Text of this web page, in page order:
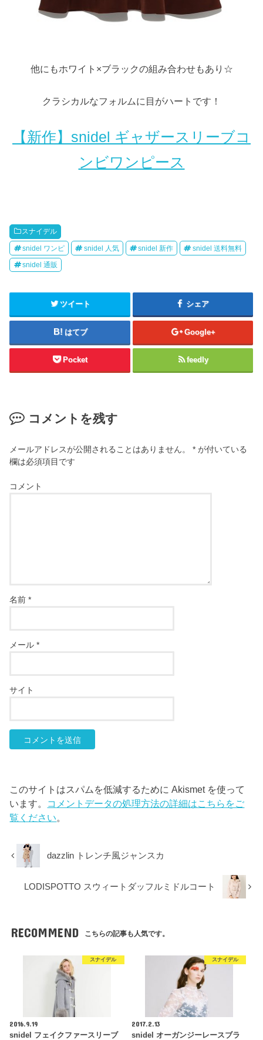
他にもホワイト×ブラックの組み合わせもあり☆
クラシカルなフォルムに目がハートです！
【新作】snidel ギャザースリーブコ
ンビワンピース
スナイデル
snidel ワンピ snidel 人気 snidel 新作 snidel 送料無料
snidel 通販
ツイート シェア
はてブ Google+
Pocket feedly
コメントを残す
メールアドレスが公開されることはありません。 * が付いている
欄は必須項目です
コメント
名前*
メール*
サイト
このサイトはスパムを低減するために Akismet を使って
います。 コメントデータの処理方法の詳細はこちらをご
覧ください。
dazzlin トレンチ風ジャンスカ
LODISPOTTO スウィートダッフルミドルコート
RECOMMEND こちらの記事も人気です。
スナイデル
2016.9.19
snidel フェイクファースリーブ
スナイデル
2017.2.13
snidel オーガンジーレースブラ